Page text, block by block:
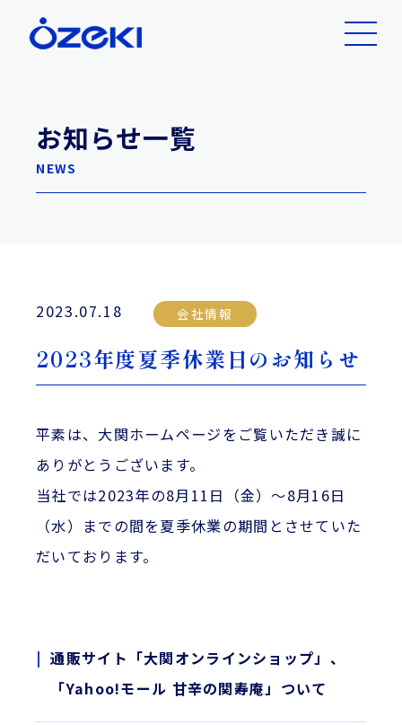
お知らせ一覧
NEWS
2023.07.18 会社情報
2023年度夏季休業日のお知らせ
平素は、大関ホームページをご覧いただき誠に
ありがとうございます。
当社では2023年の8月11日（金）～8月16日
（水）までの間を夏季休業の期間とさせていた
だいております。
通販サイト「大関オンラインショップ」、
「Yahoo!モール 甘辛の関寿庵」ついて